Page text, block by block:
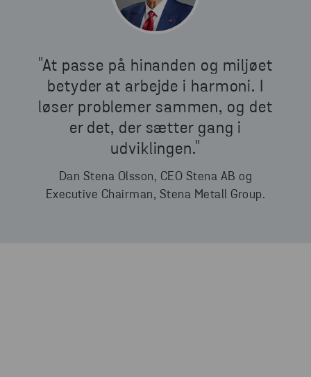
"At passe på hinanden og miljøet
betyder at arbejde i harmoni. I
løser problemer sammen, og det
er det, der sætter gang i
udviklingen."
Dan Stena Olsson, CEO Stena AB og
Executive Chairman, Stena Metall Group.